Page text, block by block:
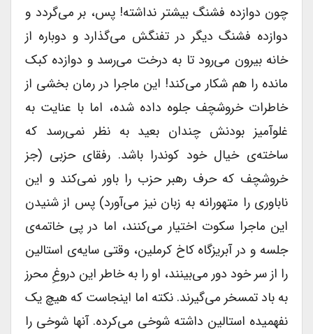
چون دوازده فشنگ بیشتر نداشته! پس، بر می‌گردد و
دوازده فشنگ دیگر در تفنگش می‌گذارد و دوباره از
خانه بیرون می‌رود تا به درخت می‌رسد و دوازده کبک
مانده را هم شکار می‌کند! این ماجرا در رمان بخشی از
خاطرات خروشچف جلوه داده شده، اما با عنایت به
غلوآمیز بودنش چندان بعید به نظر نمی‌رسد که
ساخته‌ی خیال خود کوندرا باشد. رفقای حزبی (جز
خروشچف که حرف رهبر حزب را باور نمی‌کند و این
ناباوری را متهورانه به زبان نیز می‌آورد) پس از شنیدن
این ماجرا سکوت اختیار می‌کنند، اما در پی خاتمه‌ی
جلسه و در آبریزگاه کاخ کرملین، وقتی سایه‌ی استالین
را از سر خود دور می‌بینند، او را به خاطر این دروغِ محرز
به باد تمسخر می‌گیرند. نکته اما اینجاست که هیچ یک
نفهمیده استالین داشته شوخی می‌کرده. آنها شوخی را